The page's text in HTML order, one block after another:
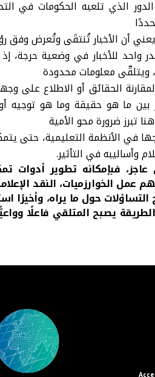
الذي تلعبه الحكومات في
أن الأخبار تُنتقَى وتُعرض وفق
واحد للأخبار في وضعية حرجة،
ويتلقّى معلومات محدودة
الحقائق أو الاطلاع على
بين ما هو حقيقة وما هو توجيه
تبرز ضرورة محو الأمية
في الأنظمة التعليمية، حتى
وأساليبه في التأثير.
فبإمكانه تطوير أدوات
عمل الخوارزميات، النقد
التساؤلات حول ما يراه،
يصبح المتلقي فاعلًا